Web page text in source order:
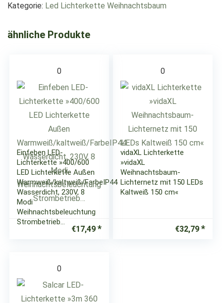
Kategorie: Led Lichterkette Weihnachtsbaum
ähnliche Produkte
0
Einfeben LED-
Lichterkette »400/600
LED Lichterkette Außen
Warmweiß/kaltweiß/FarbeIP44
Wasserdicht, 230V, 8
Modi
Weihnachtsbeleuchtung
Strombetrieb…
€17,49
0
vidaXL Lichterkette
»vidaXL
Weihnachtsbaum-
Lichternetz mit 150 LEDs
Kaltweiß 150 cm«
€32,79
0